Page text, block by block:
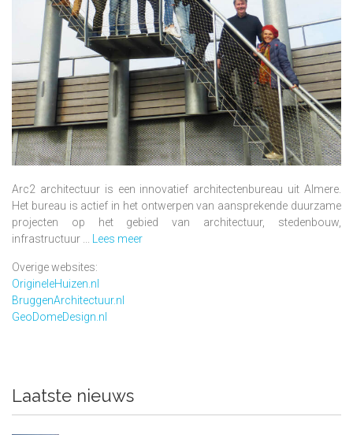
Arc2 architectuur is een innovatief architectenbureau uit Almere.
Het bureau is actief in het ontwerpen van aansprekende duurzame
projecten op het gebied van architectuur, stedenbouw,
infrastructuur ...
Lees meer
Overige websites:
OrigineleHuizen.nl
BruggenArchitectuur.nl
GeoDomeDesign.nl
Laatste nieuws